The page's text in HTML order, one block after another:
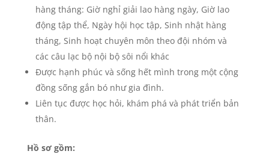
hàng tháng: Giờ nghỉ giải lao hàng ngày, Giờ lao
động tập thể, Ngày hội học tập, Sinh nhật hàng
tháng, Sinh hoạt chuyên môn theo đội nhóm và
các câu lạc bộ nội bộ sôi nổi khác
Được hạnh phúc và sống hết mình trong một cộng
đồng sống gắn bó như gia đình.
Liên tục được học hỏi, khám phá và phát triển bản
thân.
Hồ sơ gồm: